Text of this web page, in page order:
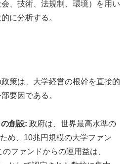
、技術、法規制、環境）を用い
に分析する。
策は、大学経営の根幹を直接的
要因である。
創設: 政府は、世界最高水準の
め、10兆円規模の大学ファン
ファンドからの運用益は、